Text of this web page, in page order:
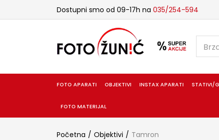
Dostupni smo od 09-17h na 035/254-594
FOTO APARATI OBJEKTIVI INSTAX APARATI STATIVI/
FOTO MATERIJAL
Početna Objektivi Tamron